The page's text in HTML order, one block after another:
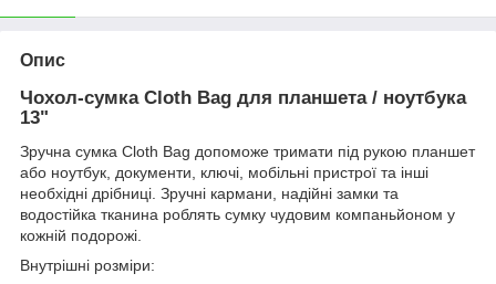
Опис
Чохол-сумка Cloth Bag для планшета / ноутбука
13"
Зручна сумка Cloth Bag допоможе тримати під рукою планшет
або ноутбук, документи, ключі, мобільні пристрої та інші
необхідні дрібниці. Зручні кармани, надійні замки та
водостійка тканина роблять сумку чудовим компаньйоном у
кожній подорожі.
Внутрішні розміри: